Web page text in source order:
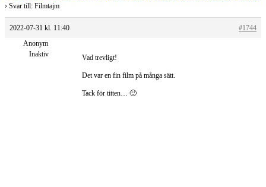
› Svar till: Filmtajm
2022-07-31 kl. 11:40
#1744
Anonym
Inaktiv
Vad trevligt!
Det var en fin film på många sätt.
Tack för titten… 🙂